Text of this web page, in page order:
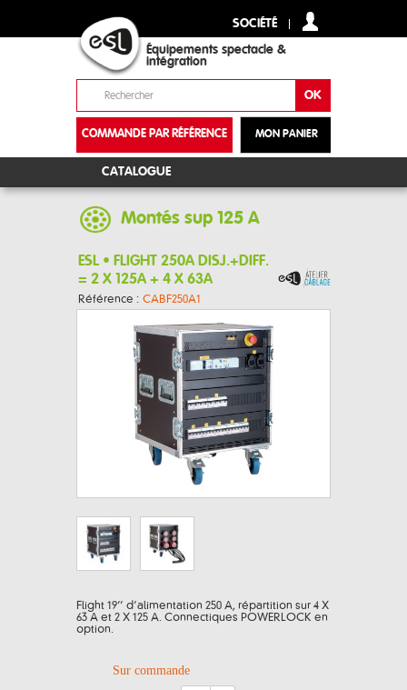
SOCIÉTÉ
Équipements spectacle &
intégration
MON PANIER
COMMANDE PAR RÉFÉRENCE
CATALOGUE
Montés sup 125 A
ESL • FLIGHT 250A DISJ.+DIFF.
= 2 X 125A + 4 X 63A
Référence : CABF250A1
Flight 19’’ d’alimentation 250 A, répartition sur 4 X
63 A et 2 X 125 A. Connectiques POWERLOCK en
option.
Sur commande